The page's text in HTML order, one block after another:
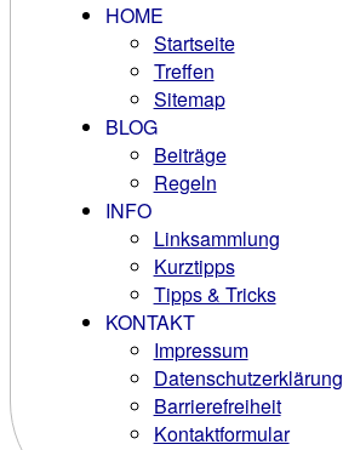
HOME
Startseite
Treffen
Sitemap
BLOG
Beiträge
Regeln
INFO
Linksammlung
Kurztipps
Tipps & Tricks
KONTAKT
Impressum
Datenschutzerklärung
Barrierefreiheit
Kontaktformular